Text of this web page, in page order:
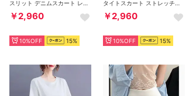
￥2,960
10%OFF 15%
￥2,960
10%OFF 15%